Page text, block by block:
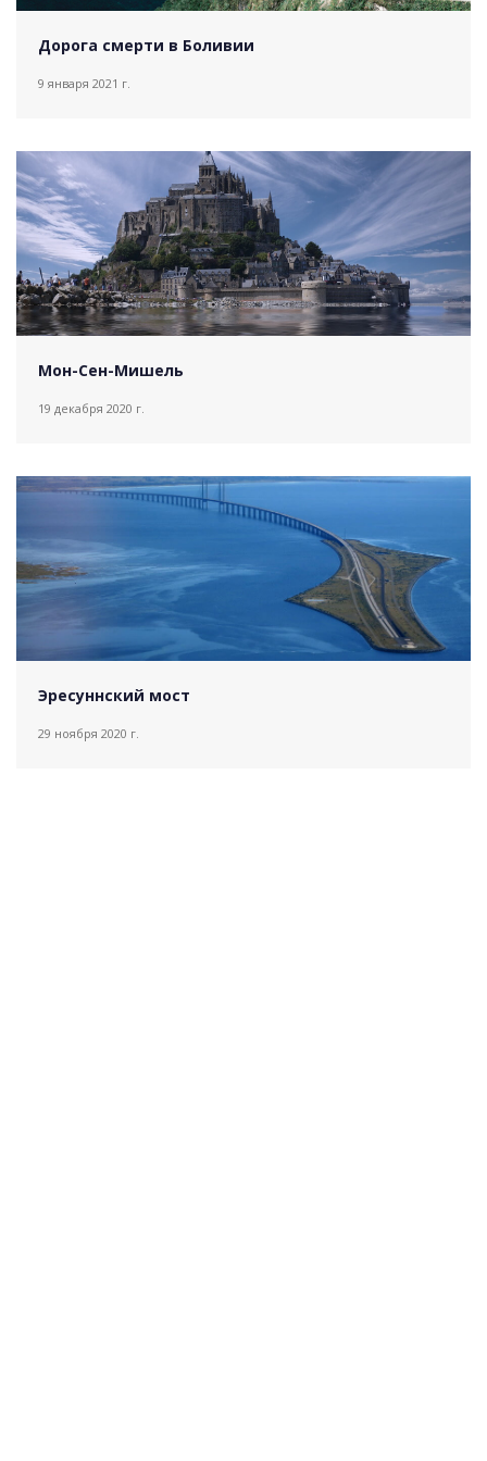
Дорога смерти в Боливии
9 января 2021 г.
Мон-Сен-Мишель
19 декабря 2020 г.
Эресуннский мост
29 ноября 2020 г.